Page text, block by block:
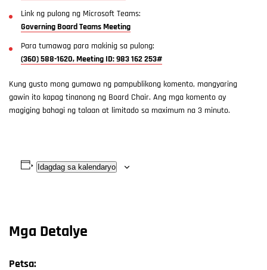
Link ng pulong ng Microsoft Teams:
Governing Board Teams Meeting
Para tumawag para makinig sa pulong:
(360) 588-1620, Meeting ID: 983 162 253#
Kung gusto mong gumawa ng pampublikong komento, mangyaring
gawin ito kapag tinanong ng Board Chair. Ang mga komento ay
magiging bahagi ng talaan at limitado sa maximum na 3 minuto.
Idagdag sa kalendaryo
Mga Detalye
Petsa: